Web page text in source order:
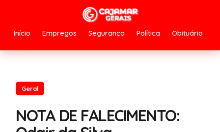
Início Empregos Segurança Política Obituário
Geral
NOTA DE FALECIMENTO: